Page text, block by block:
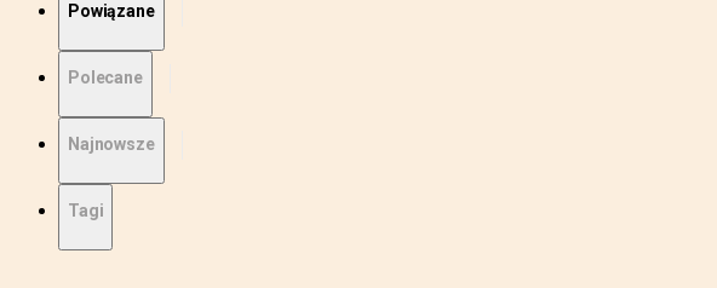
Powiązane
Polecane
Najnowsze
Tagi